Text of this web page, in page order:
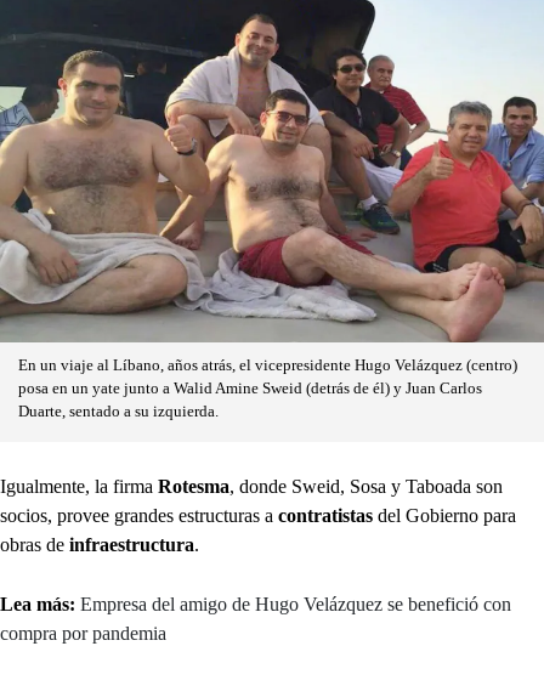
En un viaje al Líbano, años atrás, el vicepresidente Hugo Velázquez (centro)
posa en un yate junto a Walid Amine Sweid (detrás de él) y Juan Carlos
Duarte, sentado a su izquierda.
Igualmente, la firma Rotesma, donde Sweid, Sosa y Taboada son
socios, provee grandes estructuras a contratistas del Gobierno para
obras de infraestructura.
Lea más: Empresa del amigo de Hugo Velázquez se benefició con
compra por pandemia